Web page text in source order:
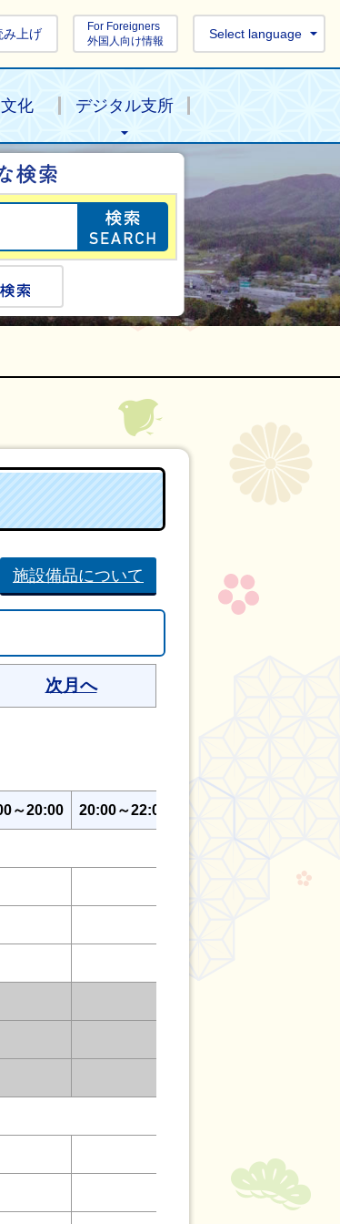
み上げ
For Foreigners
外国人向け情報
Select language
化 デジタル支所
目的の情報を探
施設備品について
次月へ
～20:00 20:00～22:00